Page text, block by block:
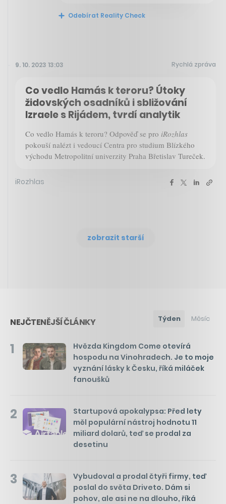
Odebírat Reality Check
9. 10. 2023 13:03 Rychlá zpráva
Co vedlo Hamás k teroru? Útoky
židovských osadníků i sbližování
Izraele s Rijádem, tvrdí analytik
Co vedlo Hamás k teroru? Odpověď se pro iRozhlas
pokouší nalézt i vedoucí Centra pro studium Blízkého
východu Metropolitní univerzity Praha Břetislav Tureček.
iRozhlas
zobrazit starší
NEJČTENĚJŠÍ ČLÁNKY Týden Měsíc
1
Hvězda Kingdom Come otevírá
hospodu na Vinohradech. Je to moje
vyznání lásky k Česku, říká miláček
fanoušků
2
Startupová apokalypsa: Před lety
měl populární nástroj hodnotu 11
miliard dolarů, teď se prodal za
desetinu
3
Vybudoval a prodal čtyři firmy, teď
poslal do světa Driveto. Dám si
pohov, ale asi ne na dlouho, říká